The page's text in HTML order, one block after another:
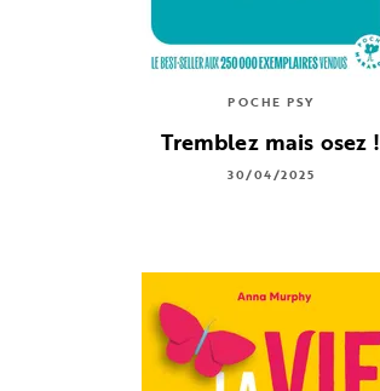
POCHE PSY
Tremblez mais osez !
30/04/2025